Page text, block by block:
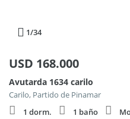
1/34
USD 168.000
Avutarda 1634 carilo
Carilo, Partido de Pinamar
1 dorm.
1 baño